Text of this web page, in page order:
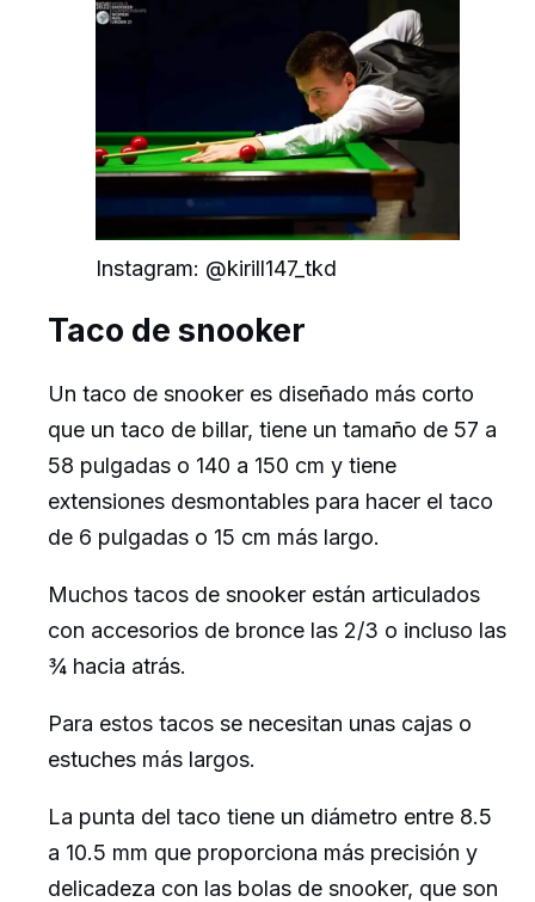
Instagram: @kirill147_tkd
Taco de snooker
Un taco de snooker es diseñado más corto
que un taco de billar, tiene un tamaño de 57 a
58 pulgadas o 140 a 150 cm y tiene
extensiones desmontables para hacer el taco
de 6 pulgadas o 15 cm más largo.
Muchos tacos de snooker están articulados
con accesorios de bronce las 2/3 o incluso las
¾ hacia atrás.
Para estos tacos se necesitan unas cajas o
estuches más largos.
La punta del taco tiene un diámetro entre 8.5
a 10.5 mm que proporciona más precisión y
delicadeza con las bolas de snooker, que son